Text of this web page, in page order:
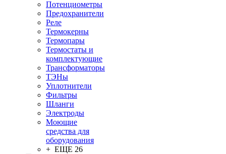
Потенциометры
Предохранители
Реле
Термокерны
Термопары
Термостаты и
комплектующие
Трансформаторы
ТЭНы
Уплотнители
Фильтры
Шланги
Электроды
Моющие
средства для
оборудования
+ ЕЩЕ 26